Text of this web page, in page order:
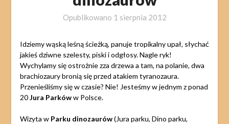
Opublikowano 1 sierpnia 2012
Idziemy wąską leśną ścieżką, panuje tropikalny upał, słychać
jakieś dziwne szelesty, piski i odgłosy. Nagle ryk!
Wychylamy się ostrożnie zza drzewa a tam, na polanie, dwa
brachiozaury bronią się przed atakiem tyranozaura.
Przenieśliśmy się w czasie? Nie! Jesteśmy w jednym z ponad
20Jura Parkóww Polsce.
Wizyta w Parku dinozaurów(Jura parku, Dino parku,